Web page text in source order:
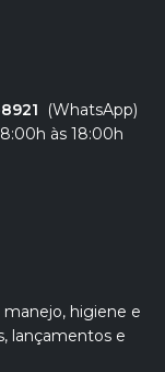
(WhatsApp)
às 18:00h
higiene e
lançamentos e